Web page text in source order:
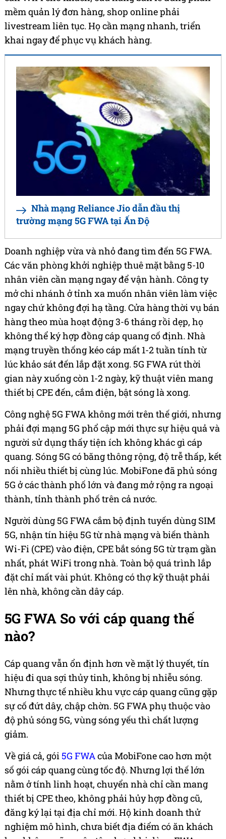
mềm quản lý đơn hàng, shop online phải
livestream liên tục. Họ cần mạng nhanh, triển
khai ngay để phục vụ khách hàng.
Nhà mạng Reliance Jio dẫn đầu thị
trường mạng 5G FWA tại Ấn Độ
Doanh nghiệp vừa và nhỏ đang tìm đến 5G FWA.
Các văn phòng khởi nghiệp thuê mặt bằng 5-10
nhân viên cần mạng ngay để vận hành. Công ty
mở chi nhánh ở tỉnh xa muốn nhân viên làm việc
ngay chứ không đợi hạ tầng. Cửa hàng thời vụ bán
hàng theo mùa hoạt động 3-6 tháng rồi dẹp, họ
không thể ký hợp đồng cáp quang cố định. Nhà
mạng truyền thống kéo cáp mất 1-2 tuần tính từ
lúc khảo sát đến lắp đặt xong. 5G FWA rút thời
gian này xuống còn 1-2 ngày, kỹ thuật viên mang
thiết bị CPE đến, cắm điện, bật sóng là xong.
Công nghệ 5G FWA không mới trên thế giới, nhưng
phải đợi mạng 5G phổ cập mới thực sự hiệu quả và
người sử dụng thấy tiện ích không khác gì cáp
quang. Sóng 5G có băng thông rộng, độ trễ thấp, kết
nối nhiều thiết bị cùng lúc. MobiFone đã phủ sóng
5G ở các thành phố lớn và đang mở rộng ra ngoại
thành, tỉnh thành phố trên cả nước.
Người dùng 5G FWA cắm bộ định tuyến dùng SIM
5G, nhận tín hiệu 5G từ nhà mạng và biến thành
Wi-Fi (CPE) vào điện, CPE bắt sóng 5G từ trạm gần
nhất, phát WiFi trong nhà. Toàn bộ quá trình lắp
đặt chỉ mất vài phút. Không có thợ kỹ thuật phải
lên nhà, không cần dây cáp.
5G FWA So với cáp quang thế
nào?
Cáp quang vẫn ổn định hơn về mặt lý thuyết, tín
hiệu đi qua sợi thủy tinh, không bị nhiễu sóng.
Nhưng thực tế nhiều khu vực cáp quang cũng gặp
sự cố đứt dây, chập chờn. 5G FWA phụ thuộc vào
độ phủ sóng 5G, vùng sóng yếu thì chất lượng
giảm.
Về giá cả, gói 5G FWAcủa MobiFone cao hơn một
số gói cáp quang cùng tốc độ. Nhưng lợi thế lớn
nằm ở tính linh hoạt, chuyển nhà chỉ cần mang
thiết bị CPE theo, không phải hủy hợp đồng cũ,
đăng ký lại tại địa chỉ mới. Hộ kinh doanh thử
nghiệm mô hình, chưa biết địa điểm có ăn khách